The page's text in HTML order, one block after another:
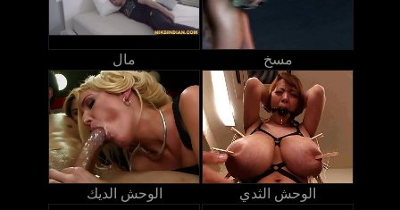
مال مسخ
الوحش الديك الوحش الثدي